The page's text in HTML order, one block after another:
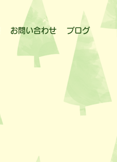
お問い合わせ ブログ